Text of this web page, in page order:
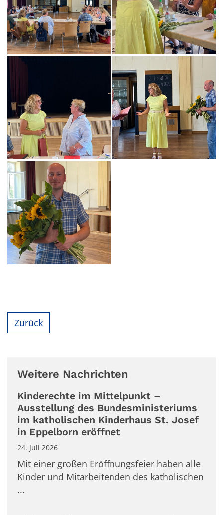
Zurück
Weitere Nachrichten
Kinderechte im Mittelpunkt –
Ausstellung des Bundesministeriums
im katholischen Kinderhaus St. Josef
in Eppelborn eröffnet
24. Juli 2026
Mit einer großen Eröffnungsfeier haben alle
Kinder und Mitarbeitenden des katholischen
...